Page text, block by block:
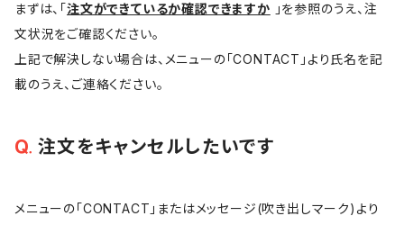
まずは、「注文ができているか確認できますか 」を参照のうえ、注
文状況をご確認ください。
上記で解決しない場合は、メニューの「CONTACT」より氏名を記
載のうえ、ご連絡ください。
注文をキャンセルしたいです
メニューの「CONTACT」またはメッセージ(吹き出しマーク)より